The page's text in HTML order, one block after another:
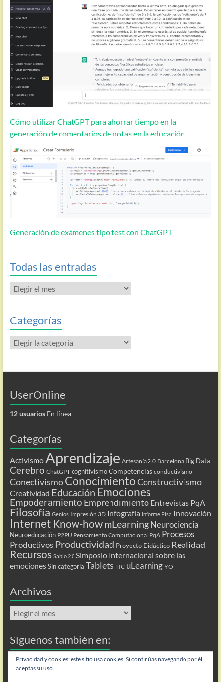
Cómo utilizar ChatGPT para ahorrar tiempo en la
generación de comentarios de notas en la educación
Generación de exámenes tipo test con ChatGPT
Todas las entradas
Todas
las
Categorías
Categorías
UserOnline
12 usuariosEn línea
Categorías
Activismo Aprendizaje Artesanía 2.0 Barcelona Big Data
Cerebro ChatGPT cognitivismo Competencias conductivismo
ConectivismoConocimientoConstructivismo
Creatividad Educación Emociones
Empoderamiento Emprendimiento Entrevistas PqA
Filosofía Genios Impresión 3D Infografía Informe Pisa Innovación
Internet Know-howmLearning Neurociencia
Neuroeducación P2PU Pensamiento Computacional PqA Procesos
Productivos Productividad Proyecto Didáctico Realidad
Recursos Sabio 2.0 Simposio Internacional sobre las
emociones Sin categoría Tablets TIC uLearning YO
Archivos
Archivos
Síguenos también en:
Flip
Privacidad y cookies: este sitio usa cookies. Si continúas navegando por él,
aceptas su uso.